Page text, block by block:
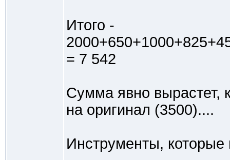
Итого -
= 7 542
Сумма явно вырастет,
на оригинал (3500)....
Инструменты, которые